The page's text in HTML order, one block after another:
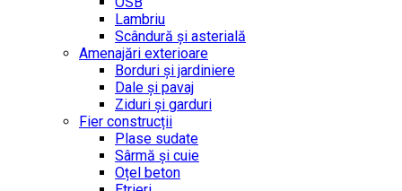
Lambriu
Scândură și asterială
Amenajări exterioare
Borduri și jardiniere
Dale și pavaj
Ziduri și garduri
Fier construcții
Plase sudate
Sârmă şi cuie
Oțel beton